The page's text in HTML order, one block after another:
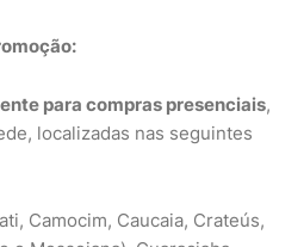
para compras presenciais,
localizadas nas seguintes
Camocim, Caucaia, Crateús,